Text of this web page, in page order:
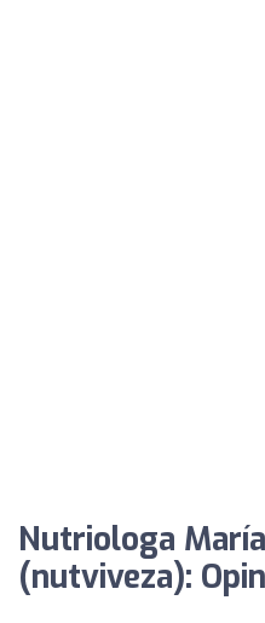
Nutriologa
(nutviveza):